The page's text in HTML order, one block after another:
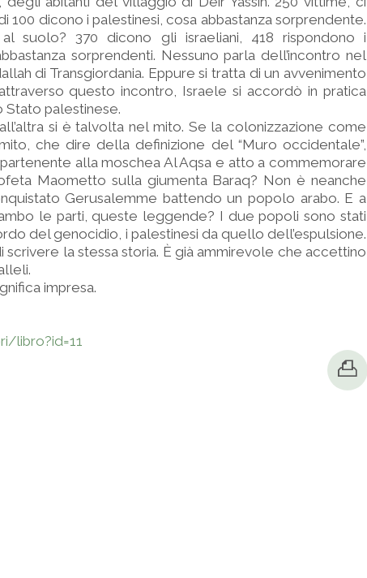
100 dicono i palestinesi, cosa abbastanza sorprendente.
suolo? 370 dicono gli israeliani, 418 rispondono i
sorprendenti. Nessuno parla dell’incontro nel
di Transgiordania. Eppure si tratta di un avvenimento
questo incontro, Israele si accordò in pratica
Stato palestinese.
si è talvolta nel mito. Se la colonizzazione come
che dire della definizione del “Muro occidentale”,
alla moschea Al Aqsa e atto a commemorare
Maometto sulla giumenta Baraq? Non è neanche
Gerusalemme battendo un popolo arabo. E a
le parti, queste leggende? I due popoli sono stati
del genocidio, i palestinesi da quello dell’espulsione.
la stessa storia. È già ammirevole che accettino
impresa.
libro?id=11